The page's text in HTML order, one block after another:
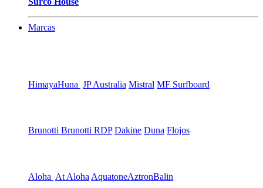
Marcas
HimayaHuna JP Australia Mistral MF Surfboard
Brunotti Brunotti RDP Dakine Duna Flojos
Aloha At Aloha AquatoneAztronBalin